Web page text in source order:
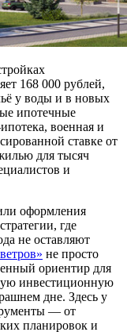
168 000 рублей,
у воды и в новых
ипотечные
военная и
ставке от
для тысяч
и
оформления
где
не оставляют
не просто
ориентир для
инвестиционную
дне. Здесь у
— от
планировок и